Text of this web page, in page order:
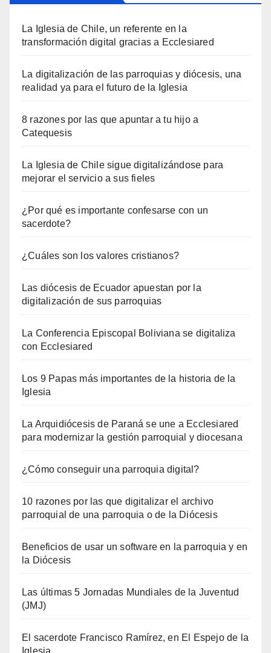
La Iglesia de Chile, un referente en la
transformación digital gracias a Ecclesiared
La digitalización de las parroquias y diócesis, una
realidad ya para el futuro de la Iglesia
8 razones por las que apuntar a tu hijo a
Catequesis
La Iglesia de Chile sigue digitalizándose para
mejorar el servicio a sus fieles
¿Por qué es importante confesarse con un
sacerdote?
¿Cuáles son los valores cristianos?
Las diócesis de Ecuador apuestan por la
digitalización de sus parroquias
La Conferencia Episcopal Boliviana se digitaliza
con Ecclesiared
Los 9 Papas más importantes de la historia de la
Iglesia
La Arquidiócesis de Paraná se une a Ecclesiared
para modernizar la gestión parroquial y diocesana
¿Cómo conseguir una parroquia digital?
10 razones por las que digitalizar el archivo
parroquial de una parroquia o de la Diócesis
Beneficios de usar un software en la parroquia y en
la Diócesis
Las últimas 5 Jornadas Mundiales de la Juventud
(JMJ)
El sacerdote Francisco Ramírez, en El Espejo de la